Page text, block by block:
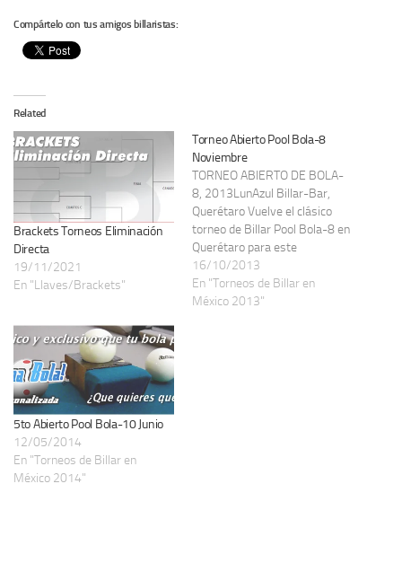
Compártelo con tus amigos billaristas:
Related
Brackets Torneos Eliminación
Directa
19/11/2021
En "Llaves/Brackets"
Torneo Abierto Pool Bola-8
Noviembre
TORNEO ABIERTO DE BOLA-
8, 2013LunAzul Billar-Bar,
Querétaro Vuelve el clásico
torneo de Billar Pool Bola-8 en
Querétaro para este
noviembre 2013. Torneo de
Billar Pool Abierto Bola-8,
LunaZul Billar-Bar, Querétaro.
16/10/2013
En "Torneos de Billar en
México 2013"
5to Abierto Pool Bola-10 Junio
12/05/2014
En "Torneos de Billar en
México 2014"